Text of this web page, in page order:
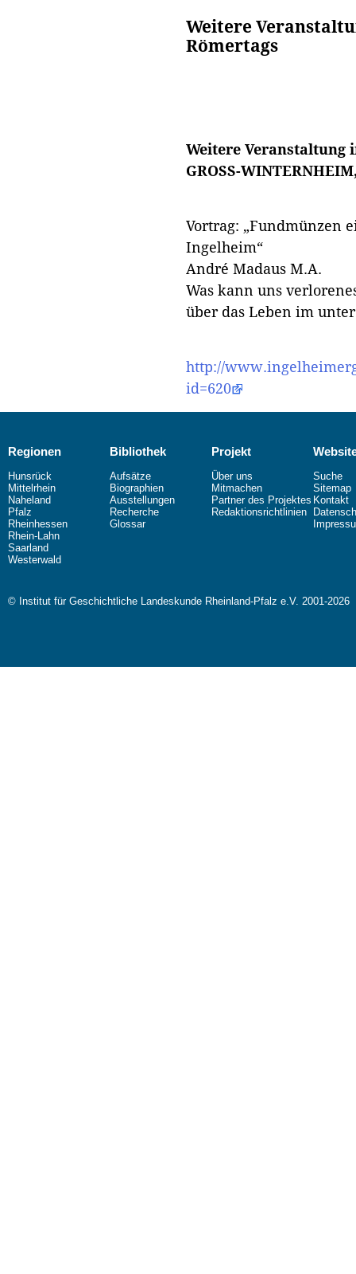
Weitere
Römertags
Weitere Veranstaltung
GROSS-
Vortrag: „Fundmünzen
Ingelheim“
André Madaus M.A.
Was kann uns
über das Leben im
http://
id=620
Regionen
Hunsrück
Mittelrhein
Naheland
Pfalz
Rheinhessen
Rhein-Lahn
Saarland
Westerwald
Bibliothek
Aufsätze
Biographien
Ausstellungen
Recherche
Glossar
Projekt
Über uns
Mitmachen
Partner des Projektes
Redaktionsrichtlinien
Suche
Sitemap
Kontakt
© Institut für Geschichtliche Landeskunde Rheinland-Pfalz e.V. 2001-2026